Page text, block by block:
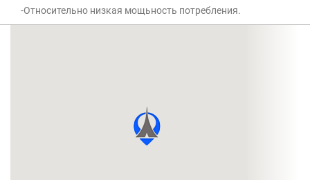
-Относительно низкая мощьность потребления.